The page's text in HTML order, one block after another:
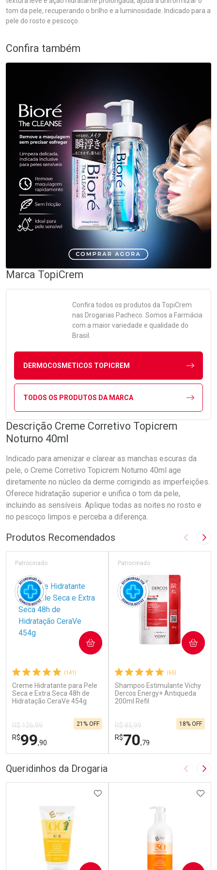
tom da pele, recuperando o brilho e a luminosidade. Indicado para a
pele do rosto e pescoço.
Confira também
Marca TopiCrem
Confira todos os produtos da TopiCrem
nas Drogarias Pacheco. Somos a Farmácia
com a maior variedade e qualidade do
Brasil.
DERMOCOSMETICOS TOPICREM
TODOS OS PRODUTOS DA MARCA
Descrição Creme Corretivo Topicrem
Noturno 40ml
Indicado para amenizar e clarear as manchas escuras da
pele, o Creme Corretivo Topicrem Noturno 40ml age
diretamente no núcleo da derme corrigindo as imperfeições.
Oferece hidratação superior e unifica o tom da pele,
incluindo as sensíveis. Aplique todas as noites no rosto e
no pescoço limpos e perceba a diferença.
Produtos Recomendados Imagem
(141)
Creme Hidratante para Pele
Seca e Extra Seca 48h de
Hidratação CeraVe 454g
Patrocinado
R$ 126,99
R$99,90
21% OFF
COMPRAR
(65)
Shampoo Estimulante Vichy
Dercos Energy+ Antiqueda
200ml Refil
Patrocinado
R$ 85,99
R$70,79
18% OFF
COMPRAR
Queridinhos da Drogaria Imagem
ADICIONAR AOS FAVORITOS